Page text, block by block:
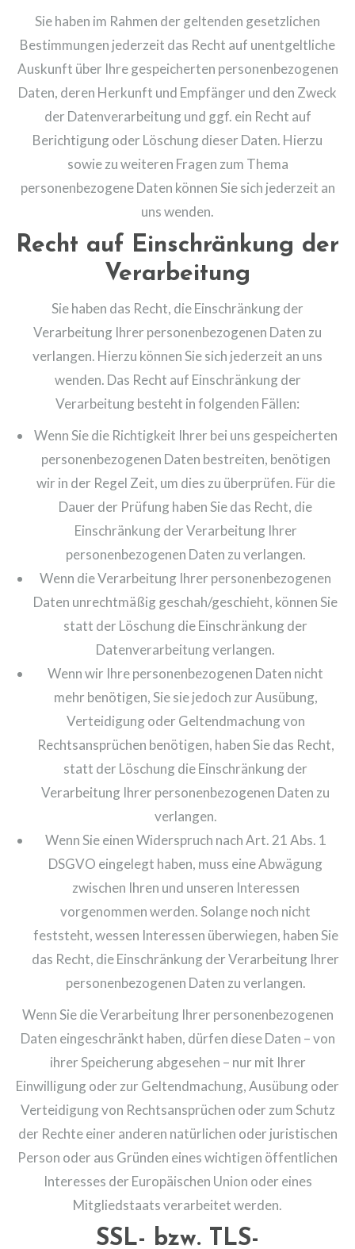
Sie haben im Rahmen der geltenden gesetzlichen
Bestimmungen jederzeit das Recht auf unentgeltliche
Auskunft über Ihre gespeicherten personenbezogenen
Daten, deren Herkunft und Empfänger und den Zweck
der Datenverarbeitung und ggf. ein Recht auf
Berichtigung oder Löschung dieser Daten. Hierzu
sowie zu weiteren Fragen zum Thema
personenbezogene Daten können Sie sich jederzeit an
uns wenden.
Recht auf Einschränkung der
Verarbeitung
Sie haben das Recht, die Einschränkung der
Verarbeitung Ihrer personenbezogenen Daten zu
verlangen. Hierzu können Sie sich jederzeit an uns
wenden. Das Recht auf Einschränkung der
Verarbeitung besteht in folgenden Fällen:
Wenn Sie die Richtigkeit Ihrer bei uns gespeicherten
personenbezogenen Daten bestreiten, benötigen
wir in der Regel Zeit, um dies zu überprüfen. Für die
Dauer der Prüfung haben Sie das Recht, die
Einschränkung der Verarbeitung Ihrer
personenbezogenen Daten zu verlangen.
Wenn die Verarbeitung Ihrer personenbezogenen
Daten unrechtmäßig geschah/geschieht, können Sie
statt der Löschung die Einschränkung der
Datenverarbeitung verlangen.
Wenn wir Ihre personenbezogenen Daten nicht
mehr benötigen, Sie sie jedoch zur Ausübung,
Verteidigung oder Geltendmachung von
Rechtsansprüchen benötigen, haben Sie das Recht,
statt der Löschung die Einschränkung der
Verarbeitung Ihrer personenbezogenen Daten zu
verlangen.
Wenn Sie einen Widerspruch nach Art. 21 Abs. 1
DSGVO eingelegt haben, muss eine Abwägung
zwischen Ihren und unseren Interessen
vorgenommen werden. Solange noch nicht
feststeht, wessen Interessen überwiegen, haben Sie
das Recht, die Einschränkung der Verarbeitung Ihrer
personenbezogenen Daten zu verlangen.
Wenn Sie die Verarbeitung Ihrer personenbezogenen
Daten eingeschränkt haben, dürfen diese Daten – von
ihrer Speicherung abgesehen – nur mit Ihrer
Einwilligung oder zur Geltendmachung, Ausübung oder
Verteidigung von Rechtsansprüchen oder zum Schutz
der Rechte einer anderen natürlichen oder juristischen
Person oder aus Gründen eines wichtigen öffentlichen
Interesses der Europäischen Union oder eines
Mitgliedstaats verarbeitet werden.
SSL- bzw. TLS-